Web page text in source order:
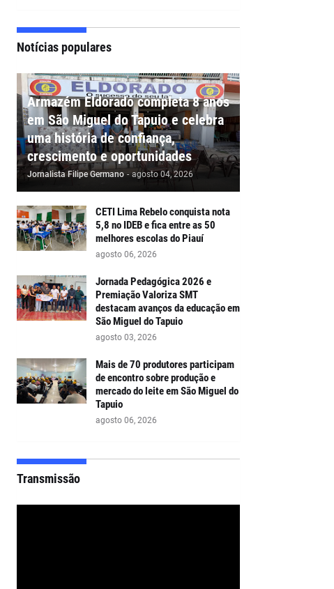
Notícias populares
Armazém Eldorado completa 8 anos
em São Miguel do Tapuio e celebra
uma história de confiança,
crescimento e oportunidades
Jornalista Filipe Germano - agosto 04, 2026
CETI Lima Rebelo conquista nota
5,8 no IDEB e fica entre as 50
melhores escolas do Piauí
agosto 06, 2026
Jornada Pedagógica 2026 e
Premiação Valoriza SMT
destacam avanços da educação em
São Miguel do Tapuio
agosto 03, 2026
Mais de 70 produtores participam
de encontro sobre produção e
mercado do leite em São Miguel do
Tapuio
agosto 06, 2026
Transmissão